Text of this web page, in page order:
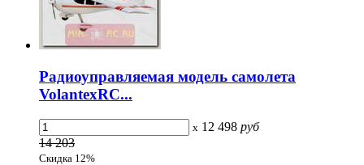
Радиоуправляемая модель самолета
VolantexRC...
x 12 498 руб
14 203
Скидка 12%